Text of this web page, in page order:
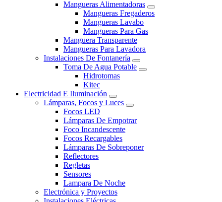
Mangueras Alimentadoras
Mangueras Fregaderos
Mangueras Lavabo
Mangueras Para Gas
Manguera Transparente
Mangueras Para Lavadora
Instalaciones De Fontanería
Toma De Agua Potable
Hidrotomas
Kitec
Electricidad E Iluminación
Lámparas, Focos y Luces
Focos LED
Lámparas De Empotrar
Foco Incandescente
Focos Recargables
Lámparas De Sobreponer
Reflectores
Regletas
Sensores
Lampara De Noche
Electrónica y Proyectos